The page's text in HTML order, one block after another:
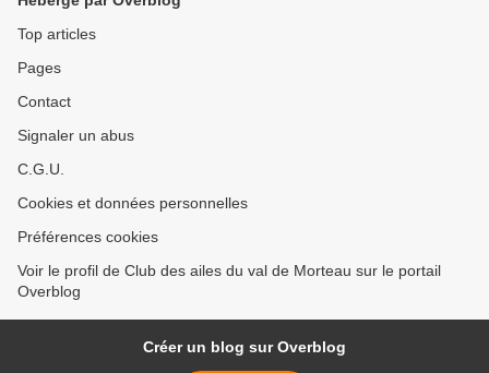
Top articles
Pages
Contact
Signaler un abus
C.G.U.
Cookies et données personnelles
Préférences cookies
Voir le profil de Club des ailes du val de Morteau sur le portail
Overblog
Créer un blog sur Overblog